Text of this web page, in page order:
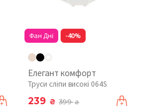
Фан Дні -40%
Елегант комфорт
Труси сліпи високі 064S
239 ₴ 399₴